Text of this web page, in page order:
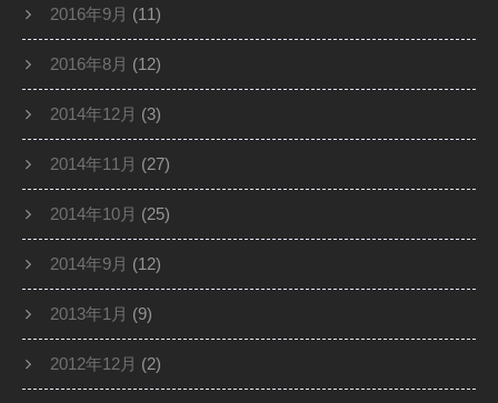
2016年9月 (11)
2016年8月 (12)
2014年12月 (3)
2014年11月 (27)
2014年10月 (25)
2014年9月 (12)
2013年1月 (9)
2012年12月 (2)